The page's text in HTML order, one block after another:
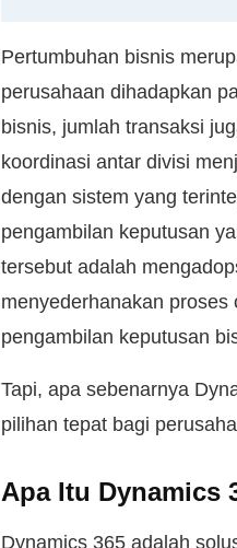
Pertumbuhan bisnis
perusahaan dihadapkan
bisnis, jumlah transaksi
koordinasi antar divisi
dengan sistem yang
pengambilan keputusan
tersebut adalah
menyederhanakan
pengambilan keputusan
Tapi, apa sebenarnya
pilihan tepat bagi
Apa Itu Dynamics
Dynamics 365 adalah